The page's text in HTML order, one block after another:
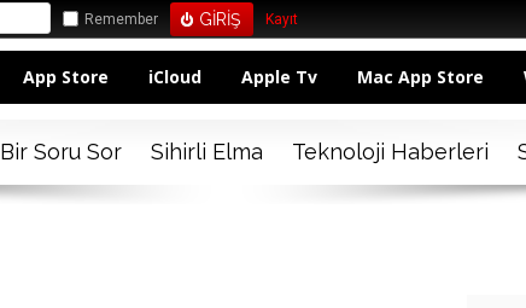
Remember Kayıt
App Store iCloud Apple Tv Mac App Store
Bir Soru Sor Sihirli Elma Teknoloji Haberleri